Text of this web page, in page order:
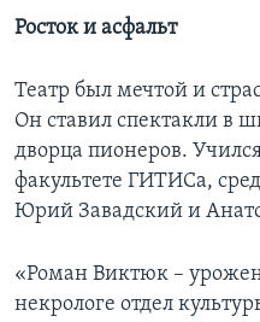
Росток и асфальт
Театр был мечтой и
Он ставил спектакли в
дворца пионеров.
факультете ГИТИСа,
Юрий Завадский и
«Роман Виктюк –
некрологе отдел